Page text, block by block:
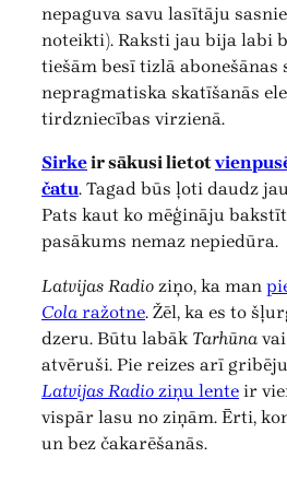
nepaguva savu lasītāju
noteikti). Raksti jau bija labi
tiešām besī tizlā abonešānas
nepragmatiska skatīšanās
tirdzniecības virzienā.
Sirkeir sākusi lietot
čatu. Tagad būs ļoti daudz
Pats kaut ko mēģināju
pasākums nemaz nepiedūra.
Latvijas Radio ziņo, ka man
Cola ražotne. Žēl, ka es to
dzeru. Būtu labāk Tarhūna vai
atvēruši. Pie reizes arī
Latvijas Radio ziņu lente ir
vispār lasu no ziņām. Ērti,
un bez čakarēšanās.